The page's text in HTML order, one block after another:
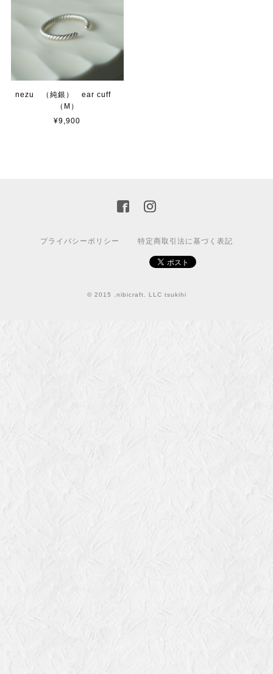
nezu （純銀） ear cuff
（M）
¥9,900
プライバシーポリシー 特定商取引法に基づく表記
© 2015 .nibicraft. LLC tsukihi